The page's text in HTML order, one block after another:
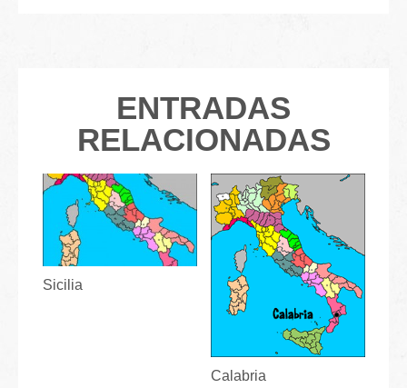
ENTRADAS
RELACIONADAS
Sicilia
Calabria